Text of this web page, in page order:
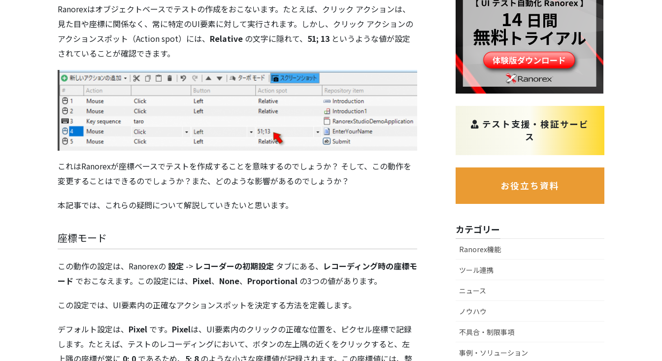
Ranorexはオブジェクトベースでテストの作成をおこないます。たとえば、クリック アクションは、
見た目や座標に関係なく、常に特定のUI要素に対して実行されます。しかし、クリック アクションの
アクションスポット（Action spot）には、 Relative の文字に隠れて、 51; 13 というような値が設定
されていることが確認できます。
これはRanorexが座標ベースでテストを作成することを意味するのでしょうか？ そして、この動作を
変更することはできるのでしょうか？また、どのような影響があるのでしょうか？
本記事では、これらの疑問について解説していきたいと思います。
座標モード
この動作の設定は、Ranorexの 設定 -> レコーダーの初期設定 タブにある、 レコーディング時の座標モ
ード でおこなえます。この設定には、 Pixel、 None、 Proportional の3つの値があります。
この設定では、UI要素内の正確なアクションスポットを決定する方法を定義します。
デフォルト設定は、 Pixel です。 Pixelは、UI要素内のクリックの正確な位置を、ピクセル座標で記録
します。たとえば、テストのレコーディングにおいて、ボタンの左上隅の近くをクリックすると、左
テスト支援・検証サービ
ス
お役立ち資料
カテゴリー
Ranorex機能
ツール連携
ニュース
ノウハウ
不具合・制限事項
事例・ソリューション